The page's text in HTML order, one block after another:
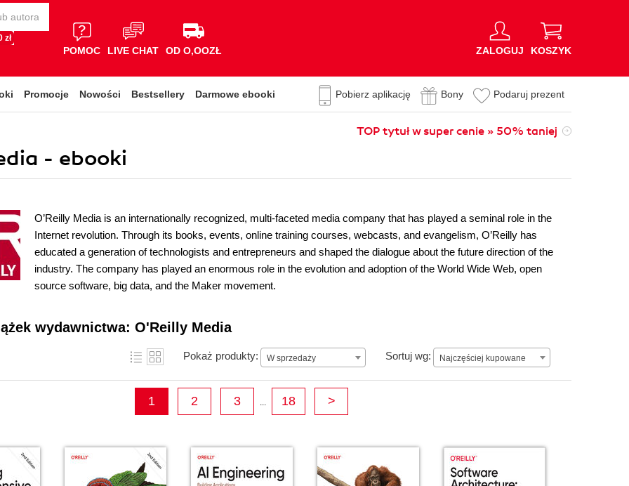
zł
POMOC LIVE CHAT OD O,OOZŁ ZALOGUJ KOSZYK
Promocje Nowości Bestsellery Darmowe ebooki Pobierz aplikację Bony Podaruj prezent
TOP tytuł w super cenie » 50% taniej
- ebooki
O’Reilly Media is an internationally recognized, multi-faceted media company that has played a seminal role in the
Internet revolution. Through its books, events, online training courses, webcasts, and evangelism, O’Reilly has
educated a generation of technologists and entrepreneurs and shaped the dialogue about the future direction of the
industry. The company has played an enormous role in the evolution and adoption of the World Wide Web, open
source software, big data, and the Maker movement.
wydawnictwa: O'Reilly Media
Pokaż produkty: W sprzedaży Sortuj wg: Najczęściej kupowane
Najczęściej kupowane
1 2 3 ... 18 >